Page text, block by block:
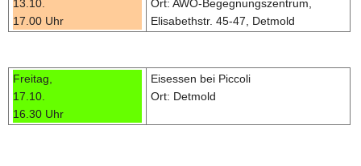
13.10.
17.00 Uhr
Ort: AWO-Begegnungszentrum,
Elisabethstr. 45-47, Detmold
Freitag,
17.10.
16.30 Uhr
Eisessen bei Piccoli
Ort: Detmold